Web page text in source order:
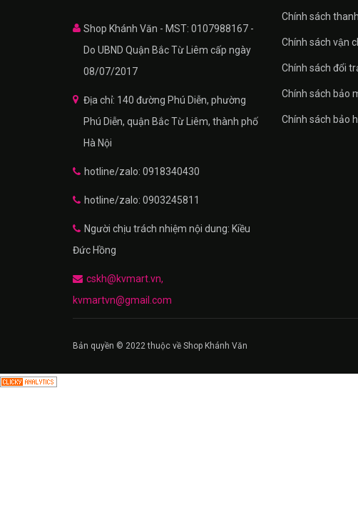
Shop Khánh Văn - MST: 0107988167 -
Do UBND Quận Bắc Từ Liêm cấp ngày
08/07/2017
Địa chỉ: 140 đường Phú Diễn, phường
Phú Diễn, quận Bắc Từ Liêm, thành phố
Hà Nội
hotline/zalo: 0918340430
hotline/zalo: 0903245811
Người chịu trách nhiệm nội dung: Kiều
Đức Hồng
cskh@kvmart.vn,
kvmartvn@gmail.com
Chính sách
Chính sách vận
Chính sách đổi
Chính sách bảo
Chính sách bảo
Bản quyền © 2022 thuộc về Shop Khánh Văn